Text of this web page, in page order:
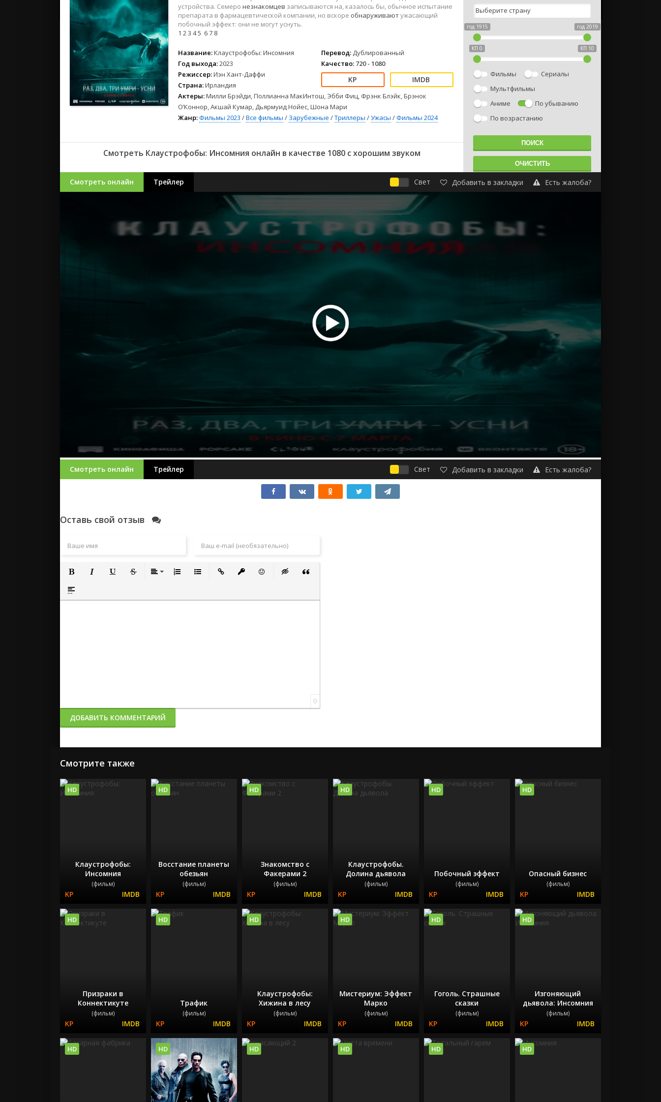
2022
2021
Русские
СССР
Зарубежные
Детские
Драмы
Спорт
Фантастика
Фэнтези
2022
Русские
СССР
Зарубежные
устройства. Семеро незнакомцев записываются на, казалось бы, обычное испытание
препарата в фармацевтической компании, но вскоре обнаруживаютужасающий
побочный эффект: они не могут уснуть.
1 23 45 67 8
Название:Клаустрофобы: Инсомния
Год выхода:2023
Режиссер:Иэн Хант-Даффи
Страна:Ирландия
Перевод: Дублированный
Качество: 720 - 1080
Актеры:Милли Брэйди, Поллианна МакИнтош, Эбби Фиц, Фрэнк Блэйк, Брэнок
О’Коннор, Акшай Кумар, Дьярмуид Нойес, Шона Мари
Жанр:Фильмы 2023 /Все фильмы / Зарубежные /Триллеры /Ужасы /Фильмы 2024
Смотреть Клаустрофобы: Инсомния онлайн в качестве 1080 с хорошим звуком
год 1915 год 2019
КП 0 КП 10
Фильмы
Сериалы
Мультфильмы
Аниме
По убыванию
По возрастанию
Смотреть онлайн Трейлер Свет Добавить в закладки Есть жалоба?
Смотреть онлайн Трейлер Свет Добавить в закладки Есть жалоба?
Оставь свой отзыв
Полужирный
Вставка спойлера
0
ДОБАВИТЬ КОММЕНТАРИЙ
Смотрите также
Клаустрофобы:
Инсомния
(фильм)
HD
Восстание планеты
обезьян
(фильм)
HD
Знакомство с
Факерами 2
(фильм)
HD
Клаустрофобы.
Долина дьявола
(фильм)
HD
Побочный эффект
(фильм)
HD
Опасный бизнес
(фильм)
HD
Призраки в
Коннектикуте
(фильм)
HD
Трафик
(фильм)
HD
Клаустрофобы:
Хижина в лесу
(фильм)
HD
Мистериум: Эффект
Марко
(фильм)
HD
Гоголь. Страшные
сказки
(фильм)
HD
Изгоняющий
дьявола: Инсомния
(фильм)
HD
HD HD HD HD HD HD